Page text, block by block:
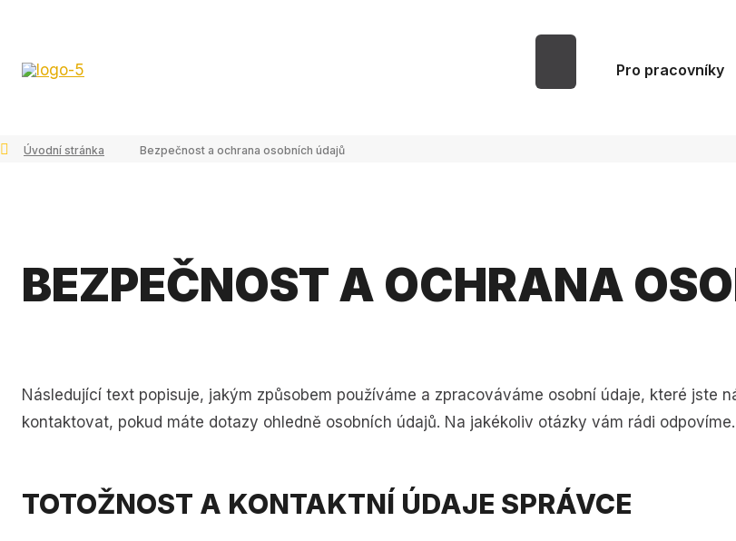
Pro pracovníky
Úvodní stránka Bezpečnost a ochrana osobních údajů
BEZPEČNOST A OCHRANA
Následující text popisuje, jakým způsobem používáme a zpracováváme osobní údaje, které jste
kontaktovat, pokud máte dotazy ohledně osobních údajů. Na jakékoliv otázky vám rádi odpovíme.
TOTOŽNOST A KONTAKTNÍ ÚDAJE SPRÁVCE